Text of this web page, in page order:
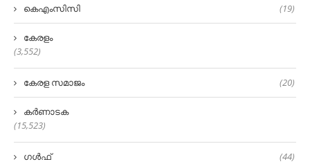
കെഎംസിസി (19)
കേരളം
(3,552)
കേരള സമാജം (20)
കർണാടക
(15,523)
ഗൾഫ് (44)